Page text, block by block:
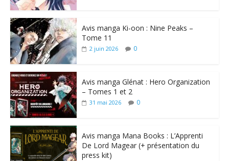
Avis manga Ki-oon : Nine Peaks –
Tome 11
2 juin 2026 0
Avis manga Glénat : Hero Organization
– Tomes 1 et 2
31 mai 2026 0
Avis manga Mana Books : L’Apprenti
De Lord Magear (+ présentation du
press kit)